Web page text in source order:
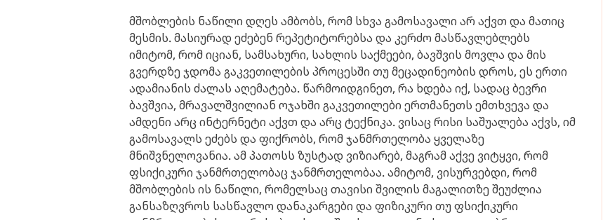
მშობლების ნაწილი დღეს ამბობს, რომ სხვა გამოსავალი არ აქვთ და მათიც
მესმის. მასიურად ეძებენ რეპეტიტორებსა და კერძო მასწავლებლებს
იმიტომ, რომ იციან, სამსახური, სახლის საქმეები, ბავშვის მოვლა და მის
გვერდზე ჯდომა გაკვეთილების პროცესში თუ მეცადინეობის დროს, ეს ერთი
ადამიანის ძალას აღემატება. წარმოიდგინეთ, რა ხდება იქ, სადაც ბევრი
ბავშვია, მრავალშვილიან ოჯახში გაკვეთილები ერთმანეთს ემთხვევა და
ამდენი არც ინტერნეტი აქვთ და არც ტექნიკა. ვისაც რისი საშუალება აქვს, იმ
გამოსავალს ეძებს და ფიქრობს, რომ ჯანმრთელობა ყველაზე
მნიშვნელოვანია. ამ პათოსს ზუსტად ვიზიარებ, მაგრამ აქვე ვიტყვი, რომ
ფსიქიკური ჯანმრთელობაც ჯანმრთელობაა. ამიტომ, ვისურვებდი, რომ
მშობლების ის ნაწილი, რომელსაც თავისი შვილის მაგალითზე შეუძლია
განსაზღვროს სასწავლო დანაკარგები და ფიზიკური თუ ფსიქიკური